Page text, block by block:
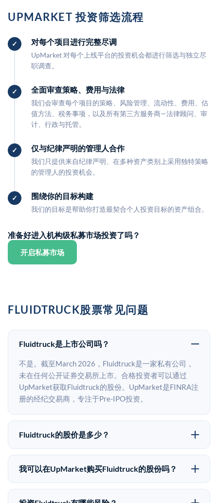
UPMARKET 投资筛选流程
对每个项目进行完整尽调
UpMarket 对每个上线平台的投资机会都进行筛选与独立尽
职调查。
全面审查策略、费用与法律
我们会审查每个项目的策略、风险管理、流动性、费用、估
值方法、税务事项，以及所有第三方服务商—法律顾问、审
计、行政与托管。
仅与纪律严明的管理人合作
我们只提供来自纪律严明、在多种资产类别上采用独特策略
的管理人的投资机会。
围绕你的目标构建
我们的目标是帮助你打造最契合个人投资目标的资产组合。
准备好进入机构级私募市场投资了吗？
开启私募市场
FLUIDTRUCK股票常见问题
Fluidtruck是上市公司吗？
不是。截至March 2026，Fluidtruck是一家私有公司，
未在任何公开证券交易所上市。合格投资者可以通过
UpMarket获取Fluidtruck的股份。UpMarket是FINRA注
册的经纪交易商，专注于Pre-IPO投资。
Fluidtruck的股价是多少？
Fluidtruck没有公开股价，因为它是一家私有公司。最近
的已知股价来自其最近一轮融资。 二级市场上的Pre-
有所不同。
我可以在UpMarket购买Fluidtruck的股份吗？
可以。合格投资者可以通过填写本页表单或在
upmarket.co创建账户来表达对Fluidtruck股份的投资意